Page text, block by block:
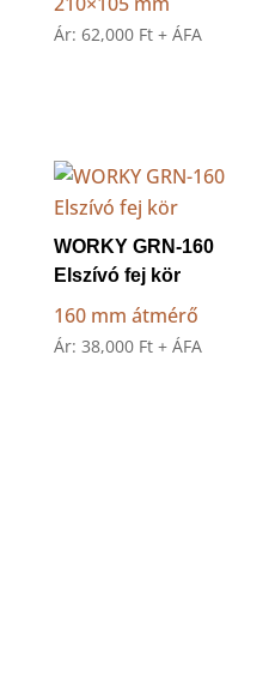
Ár: 62,000 Ft + ÁFA
WORKY GRN-160
Elszívó fej kör
160 mm átmérő
Ár: 38,000 Ft + ÁFA